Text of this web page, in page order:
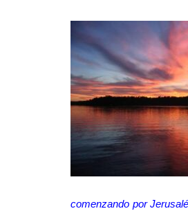
comenzando por